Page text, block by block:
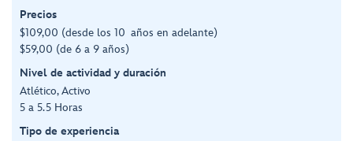
Precios
$109,00 (desde los 10 años en adelante)
$59,00 (de 6 a 9 años)
Nivel de actividad y duración
Atlético, Activo
5 a 5.5 Horas
Tipo de experiencia